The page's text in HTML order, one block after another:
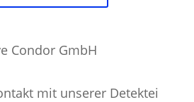
mit unserer Detektei